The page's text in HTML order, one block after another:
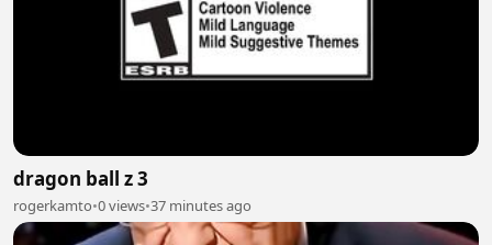
dragon ball z 3
rogerkamto•0 views•37 minutes ago